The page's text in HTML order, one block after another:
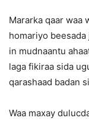
Mararka qaar waa
homariyo
in mudnaantu
laga fikiraa sida
qarashaad badan
Waa maxay